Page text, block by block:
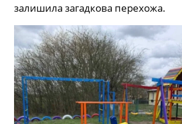
залишила загадкова перехожа.